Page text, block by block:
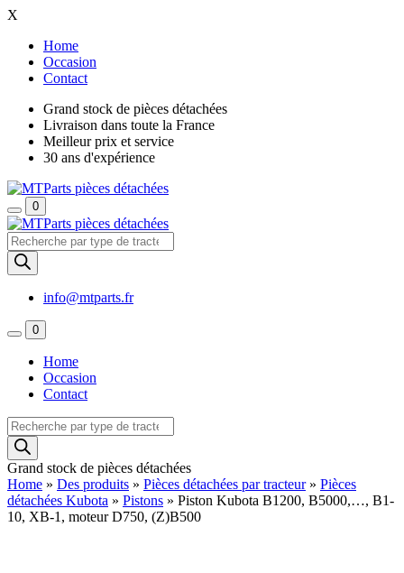
X
Home
Occasion
Contact
Grand stock de pièces détachées
Livraison dans toute la France
Meilleur prix et service
30 ans d'expérience
0
Recherche
de
produits
info@mtparts.fr
0
Home
Occasion
Contact
Recherche
de
produits
Grand stock de pièces détachées
Home » Des produits » Pièces détachées par tracteur» Pièces
détachées Kubota » Pistons » Piston Kubota B1200, B5000,…, B1-
10, XB-1, moteur D750, (Z)B500